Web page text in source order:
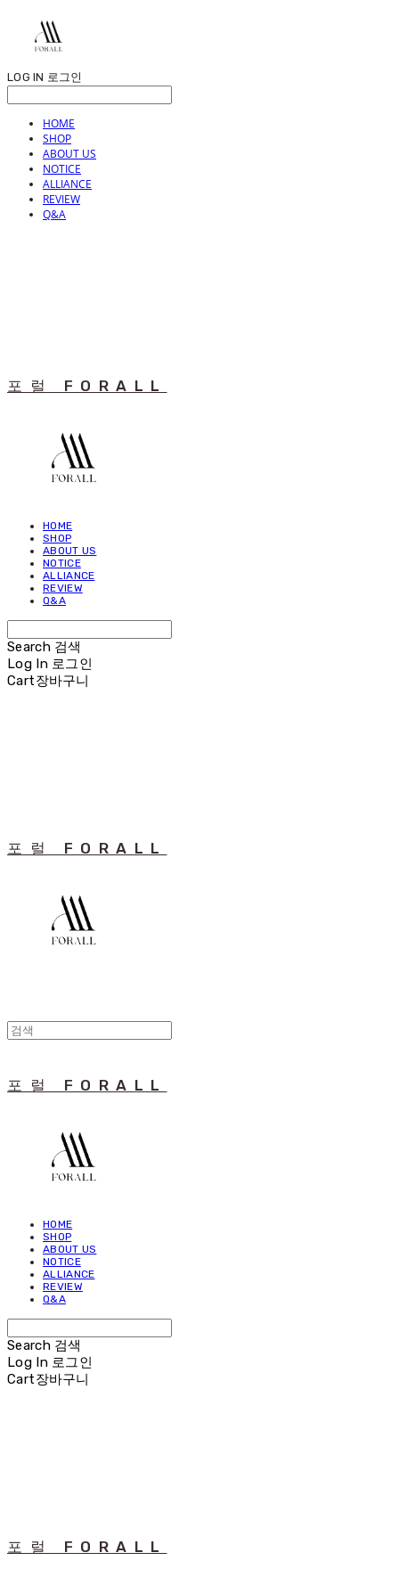
LOG IN 로그인
HOME
SHOP
ABOUT US
NOTICE
ALLIANCE
REVIEW
Q&A
포럴 FORALL
HOME
SHOP
ABOUT US
NOTICE
ALLIANCE
REVIEW
Q&A
Search 검색
Log In 로그인
Cart장바구니
포럴 FORALL
포럴 FORALL
HOME
SHOP
ABOUT US
NOTICE
ALLIANCE
REVIEW
Q&A
Search 검색
Log In 로그인
Cart장바구니
포럴 FORALL